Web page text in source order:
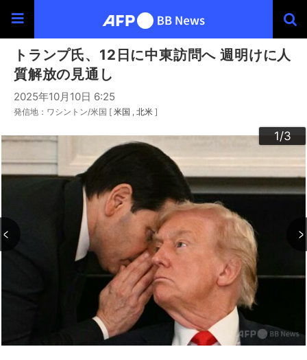
トランプ氏、12日に中東訪問へ 週明けに人
質解放の見通し
2025年10月10日 6:25
発信地：ワシントン/米国 [ 米国 北米 ]
1/3
2/3
3/3